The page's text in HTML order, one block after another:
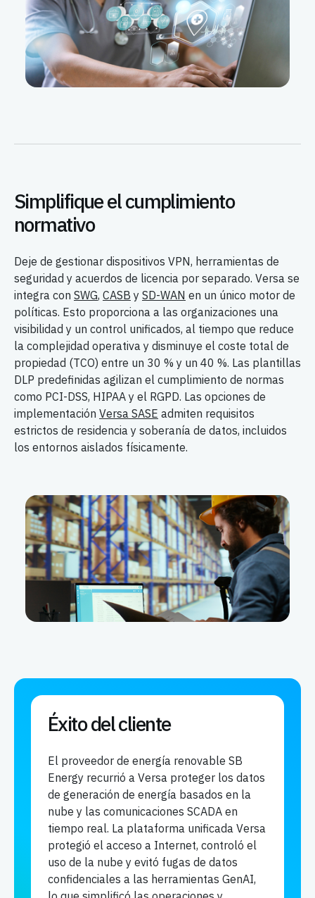
Simplifique el cumplimiento
normativo
Deje de gestionar dispositivos VPN, herramientas de
seguridad y acuerdos de licencia por separado. Versa se
integra con SWG, CASB y SD-WAN en un único motor de
políticas. Esto proporciona a las organizaciones una
visibilidad y un control unificados, al tiempo que reduce
la complejidad operativa y disminuye el coste total de
propiedad (TCO) entre un 30 % y un 40 %. Las plantillas
DLP predefinidas agilizan el cumplimiento de normas
como PCI-DSS, HIPAA y el RGPD. Las opciones de
implementación Versa SASE admiten requisitos
estrictos de residencia y soberanía de datos, incluidos
los entornos aislados físicamente.
Éxito del cliente
El proveedor de energía renovable SB
Energy recurrió a Versa proteger los datos
de generación de energía basados en la
nube y las comunicaciones SCADA en
tiempo real. La plataforma unificada Versa
protegió el acceso a Internet, controló el
uso de la nube y evitó fugas de datos
confidenciales a las herramientas GenAI,